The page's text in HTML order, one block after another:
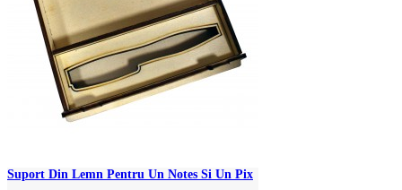
Suport Din Lemn Pentru Un Notes Si Un Pix